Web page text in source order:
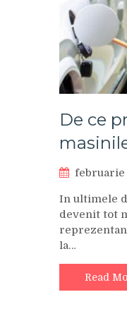
De ce
februarie
In ultimele
devenit tot
la…
Read